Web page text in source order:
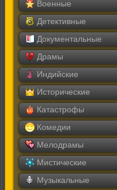
Военные
Детективные
Документальные
Драмы
Индийские
Исторические
Катастрофы
Комедии
Мелодрамы
Мистические
Музыкальные